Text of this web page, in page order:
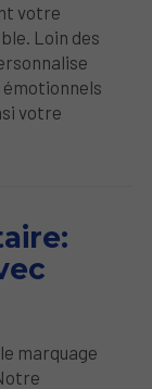
votre
Loin des
votre
marquage